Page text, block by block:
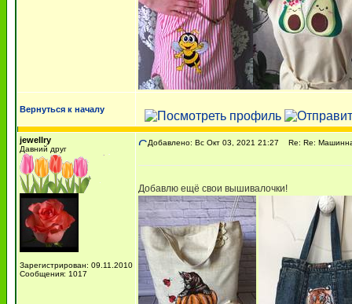
Вернуться к началу
jewellry
Давний друг
Зарегистрирован: 09.11.2010
Сообщения: 1017
Добавлено: Вс Окт 03, 2021 21:27 Re: Re:
Добавлю ещё свои вышивалочки!